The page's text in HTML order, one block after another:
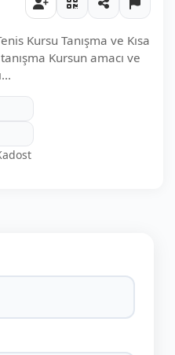
Kursu Tanışma ve Kısa
Kursun amacı ve